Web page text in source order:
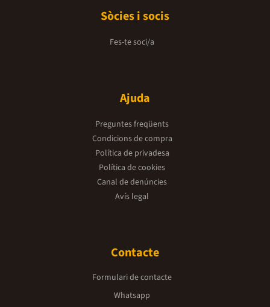
Sòcies i socis
Fes-te soci/a
Ajuda
Preguntes freqüents
Condicions de compra
Política de privadesa
Política de cookies
Canal de denúncies
Avís legal
Contacte
Formulari de contacte
Whatsapp